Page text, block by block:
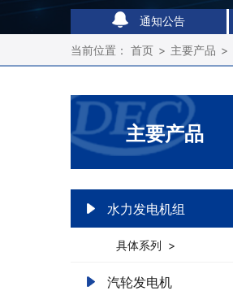
通知公告
当前位置： 首页 > 主要产品 >
主要产品
水力发电机组
具体系列 >
汽轮发电机